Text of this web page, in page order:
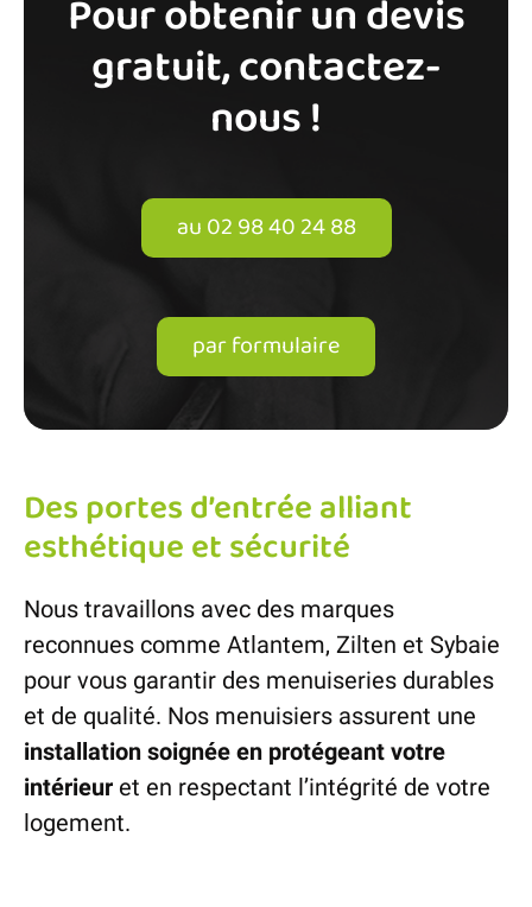
Pour obtenir un devis
gratuit, contactez-
nous !
au 02 98 40 24 88
par formulaire
Des portes d’entrée alliant
esthétique et sécurité
Nous travaillons avec des marques
reconnues comme Atlantem, Zilten et Sybaie
pour vous garantir des menuiseries durables
et de qualité. Nos menuisiers assurent une
installation soignée en protégeant votre
intérieur et en respectant l’intégrité de votre
logement.